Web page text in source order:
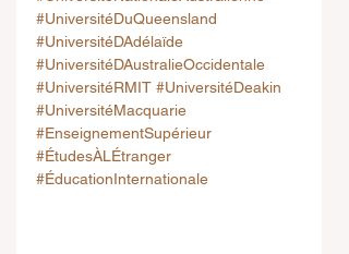
#UniversitéDuQueensland
#UniversitéDAdélaïde
#UniversitéDAustralieOccidentale
#UniversitéRMIT #UniversitéDeakin
#UniversitéMacquarie
#EnseignementSupérieur
#ÉtudesÀLÉtranger
#ÉducationInternationale